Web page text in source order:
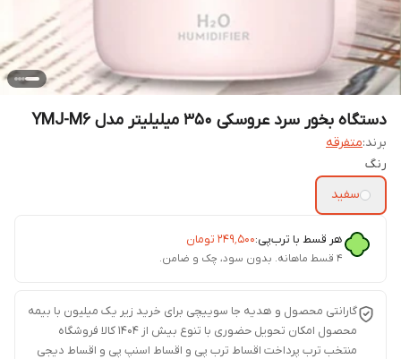
دستگاه بخور سرد عروسکی 350 میلیلیتر مدل YMJ-M6
برند:متفرقه
رنگ
سفید
هر قسط با ترب‌پی:۲۴۹٬۵۰۰ تومان
۴ قسط ماهانه. بدون سود، چک و ضامن.
گارانتی محصول و هدیه جا سوییچی برای خرید زیر یک میلیون با بیمه
محصول امکان تحویل حضوری با تنوع بیش از 1404 کالا فروشگاه
منتخب ترب پرداخت اقساط ترب پی و اقساط اسنپ پی و اقساط دیجی